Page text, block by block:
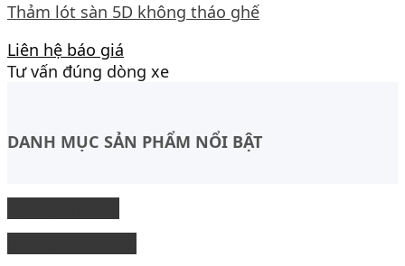
Thảm lót sàn 5D không tháo ghế
Liên hệ báo giá
Tư vấn đúng dòng xe
DANH MỤC SẢN PHẨM NỔI BẬT